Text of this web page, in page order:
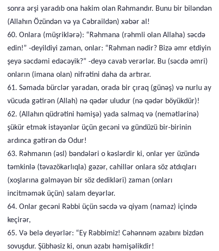
sonra ərşi yaradıb ona hakim olan Rəhmandır. Bunu bir biləndən
(Allahın Özündən və ya Cəbraildən) xəbər al!
60. Onlara (müşriklərə): “Rəhmana (rəhmli olan Allaha) səcdə
edin!” -deyildiyi zaman, onlar: “Rəhman nədir? Bizə əmr etdiyin
şeyə səcdəmi edəcəyik?” -deyə cavab verərlər. Bu (səcdə əmri)
onların (imana olan) nifrətini daha da artırar.
61. Səmada bürclər yaradan, orada bir çıraq (günəş) və nurlu ay
vücuda gətirən (Allah) nə qədər uludur (nə qədər böyükdür)!
62. (Allahın qüdrətini həmişə) yada salmaq və (nemətlərinə)
şükür etmək istəyənlər üçün gecəni və gündüzü bir-birinin
ardınca gətirən də Odur!
63. Rəhmanın (əsl) bəndələri o kəslərdir ki, onlar yer üzündə
təmkinlə (təvazökarlıqla) gəzər, cahillər onlara söz atdıqları
(xoşlarına gəlməyən bir söz dedikləri) zaman (onları
incitməmək üçün) salam deyərlər.
64. Onlar gecəni Rəbbi üçün səcdə və qiyam (namaz) içində
keçirər,
65. Və belə deyərlər: “Ey Rəbbimiz! Cəhənnəm əzabını bizdən
sovuşdur. Şübhəsiz ki, onun əzabı həmişəlikdir!